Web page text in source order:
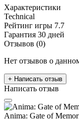
Характеристики
Technical
Рейтинг игры 7.7
Гарантия 30 дней
Отзывов (0)
Нет отзывов о
+ Написать отзыв
Написать отзыв
Anima: Gate of